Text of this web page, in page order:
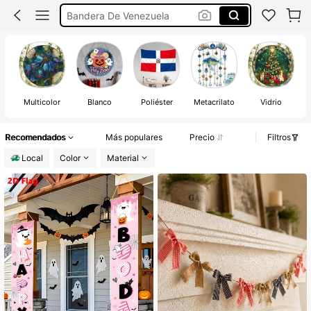
Bandera De Cuba 🇨🇺
Bandera De Honduras
Multicolor Blanco Poliéster Metacrilato Vidrio
Recomendados Más populares Precio
Filtros
Local
Color Material